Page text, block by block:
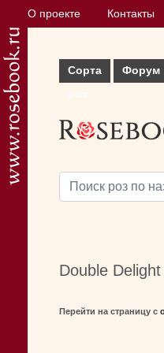
О проекте Контакты
Сорта
Форум
Double
Перейти на страницу с